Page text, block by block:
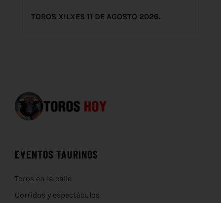
TOROS XILXES 11 DE AGOSTO 2026.
EVENTOS TAURINOS
Toros en la calle
Corridas y espectáculos